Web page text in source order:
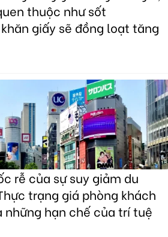
thuộc như sốt
giấy sẽ đồng loạt tăng
rễ của sự suy giảm du
trạng giá phòng khách
những hạn chế của trí tuệ